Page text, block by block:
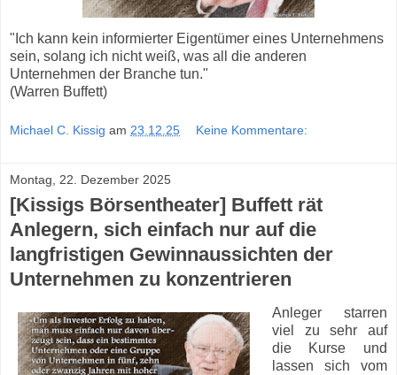
"Ich kann kein informierter Eigentümer eines Unternehmens
sein, solang ich nicht weiß, was all die anderen
Unternehmen der Branche tun."
(Warren Buffett)
Michael C. Kissig am 23.12.25 Keine Kommentare:
Montag, 22. Dezember 2025
[Kissigs Börsentheater] Buffett rät
Anlegern, sich einfach nur auf die
langfristigen Gewinnaussichten der
Unternehmen zu konzentrieren
Anleger starren
viel zu sehr auf
die Kurse und
lassen sich vom